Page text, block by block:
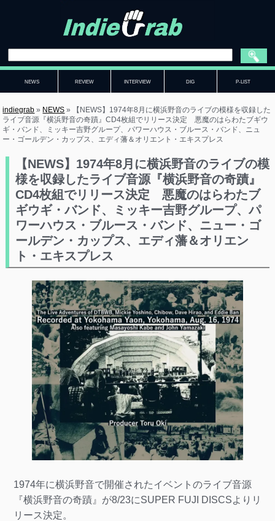
NEWS REVIEW INTERVIEW DIG P-LIST
indiegrab » NEWS »
【NEWS】1974年8月に横浜野音のライブの模様を収録した
ライブ音源『横浜野音の奇蹟』CD4枚組でリリース決定 悪魔のはらわたブギウ
ギ・バンド、ミッキー吉野グループ、パワーハウス・ブルース・バンド、ニュ
ー・ゴールデン・カップス、エディ藩＆オリエント・エキスプレス
【NEWS】1974年8月に横浜野音のライブの模
様を収録したライブ音源『横浜野音の奇蹟』
CD4枚組でリリース決定 悪魔のはらわたブ
ギウギ・バンド、ミッキー吉野グループ、パ
ワーハウス・ブルース・バンド、ニュー・ゴ
ールデン・カップス、エディ藩＆オリエン
ト・エキスプレス
1974年に横浜野音で開催されたイベントのライブ音源
『横浜野音の奇蹟』が8/23にSUPER FUJI DISCSよりリ
リース決定。